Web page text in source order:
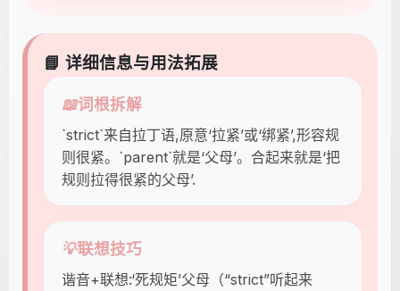
📘 详细信息与用法拓展
📖词根拆解
`strict`来自拉丁语,原意‘拉紧’或‘绑紧’,形容规
则很紧。`parent`就是‘父母’。合起来就是‘把
规则拉得很紧的父母’.
💡联想技巧
谐音+联想:‘死规矩’父母（“strict”听起来